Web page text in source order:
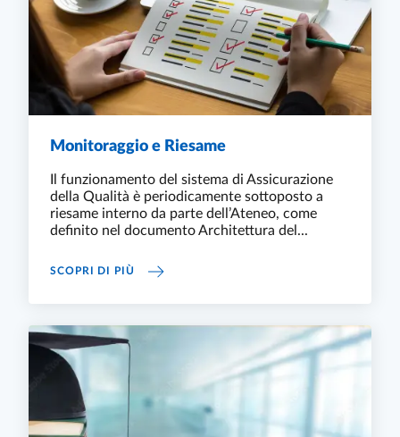
Monitoraggio e Riesame
Il funzionamento del sistema di Assicurazione
della Qualità è periodicamente sottoposto a
riesame interno da parte dell’Ateneo, come
definito nel documento Architettura del...
SCOPRI DI PIÙ MONITORAGGIO E RIESAME